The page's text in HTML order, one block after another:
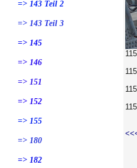
=> 143 Teil 2
=> 143 Teil 3
=> 145
=> 146
=> 151
=> 152
=> 155
=> 180
=> 182